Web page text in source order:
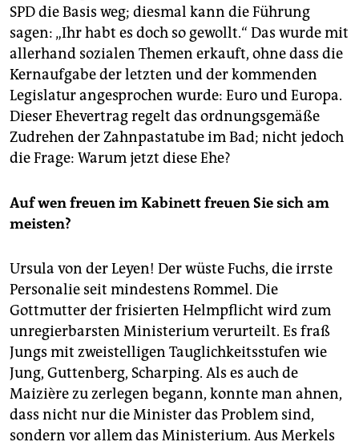
SPD die Basis weg; diesmal kann die Führung
sagen: „Ihr habt es doch so gewollt.“ Das wurde mit
allerhand sozialen Themen erkauft, ohne dass die
Kernaufgabe der letzten und der kommenden
Legislatur angesprochen wurde: Euro und Europa.
Dieser Ehevertrag regelt das ordnungsgemäße
Zudrehen der Zahnpastatube im Bad; nicht jedoch
die Frage: Warum jetzt diese Ehe?
Auf wen freuen im Kabinett freuen Sie sich am
meisten?
Ursula von der Leyen! Der wüste Fuchs, die irrste
Personalie seit mindestens Rommel. Die
Gottmutter der frisierten Helmpflicht wird zum
unregierbarsten Ministerium verurteilt. Es fraß
Jungs mit zweistelligen Tauglichkeitsstufen wie
Jung, Guttenberg, Scharping. Als es auch de
Maizière zu zerlegen begann, konnte man ahnen,
dass nicht nur die Minister das Problem sind,
sondern vor allem das Ministerium. Aus Merkels